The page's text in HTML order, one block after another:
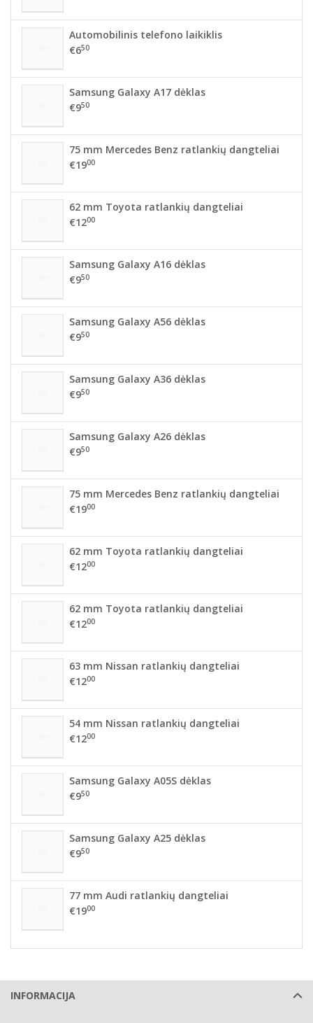
Automobilinis telefono laikiklis
€650
Samsung Galaxy A17 dėklas
€950
75 mm Mercedes Benz ratlankių dangteliai
€1900
62 mm Toyota ratlankių dangteliai
€1200
Samsung Galaxy A16 dėklas
€950
Samsung Galaxy A56 dėklas
€950
Samsung Galaxy A36 dėklas
€950
Samsung Galaxy A26 dėklas
€950
75 mm Mercedes Benz ratlankių dangteliai
€1900
62 mm Toyota ratlankių dangteliai
€1200
62 mm Toyota ratlankių dangteliai
€1200
63 mm Nissan ratlankių dangteliai
€1200
54 mm Nissan ratlankių dangteliai
€1200
Samsung Galaxy A05S dėklas
€950
Samsung Galaxy A25 dėklas
€950
77 mm Audi ratlankių dangteliai
€1900
INFORMACIJA